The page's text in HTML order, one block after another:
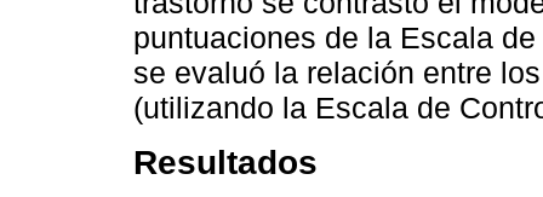
puntuaciones de la Escala
se evaluó la relación entre
(utilizando la Escala de
Resultados